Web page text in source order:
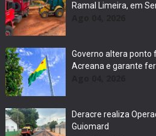
Ramal Limeira, em
Governo altera ponto
Acreana e garante
Deracre realiza
Guiomard